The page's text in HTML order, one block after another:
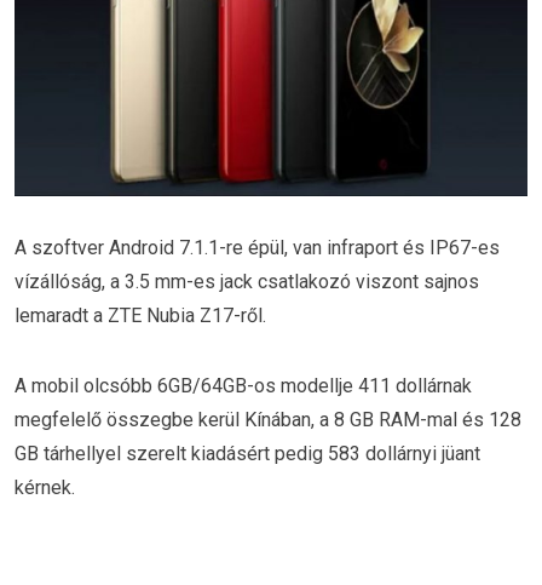
A szoftver Android 7.1.1-re épül, van infraport és IP67-es
vízállóság, a 3.5 mm-es jack csatlakozó viszont sajnos
lemaradt a ZTE Nubia Z17-ről.
A mobil olcsóbb 6GB/64GB-os modellje 411 dollárnak
megfelelő összegbe kerül Kínában, a 8 GB RAM-mal és 128
GB tárhellyel szerelt kiadásért pedig 583 dollárnyi jüant
kérnek.